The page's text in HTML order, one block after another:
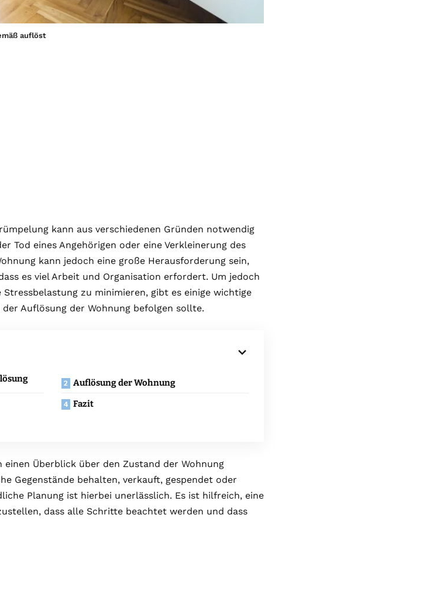
auflöst
kann aus verschiedenen Gründen notwendig
Tod eines Angehörigen oder eine Verkleinerung des
kann jedoch eine große Herausforderung sein,
es viel Arbeit und Organisation erfordert. Um jedoch
zu minimieren, gibt es einige wichtige
Auflösung der Wohnung befolgen sollte.
Auflösung der Wohnung
Fazit
Überblick über den Zustand der Wohnung
Gegenstände behalten, verkauft, gespendet oder
Planung ist hierbei unerlässlich. Es ist hilfreich, eine
dass alle Schritte beachtet werden und dass